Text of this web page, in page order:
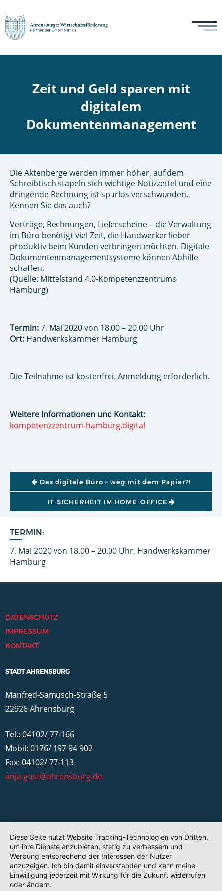
Zeit und Geld sparen mit
digitalem
Dokumentenmanagement
TERMIN:
7. Mai 2020 von 18.00 – 20.00 Uhr, Handwerkskammer
Hamburg
Die Aktenberge werden immer höher, auf dem
Schreibtisch stapeln sich wichtige Notizzettel und eine
dringende Rechnung ist spurlos verschwunden.
Kennen Sie das auch?
Verträge, Rechnungen, Lieferscheine – die Verwaltung
im Büro benötigt viel Zeit, die Handwerker lieber
produktiv beim Kunden verbringen möchten. Digitale
Dokumentenmanagementsysteme können Abhilfe
schaffen.
(Quelle: Mittelstand 4.0-Kompetenzzentrums
Hamburg)
Termin:7. Mai 2020 von 18.00 – 20.00 Uhr
Ort: Handwerkskammer Hamburg
Die Teilnahme ist kostenfrei. Anmeldung erforderlich.
Weitere Informationen und Kontakt:
kompetenzzentrum-hamburg.digital
BEITRAGSNAVIGATION
Das digitale Büro – weg mit dem Papier?!
IT-SICHERHEIT IM HOME-OFFICE
DATENSCHUTZ
IMPRESSUM
KONTAKT
STADT AHRENSBURG
Manfred-Samusch-Straße 5
22926 Ahrensburg
Tel.: 04102/ 77-166
Mobil: 0176/ 197 94 902
Fax: 04102/ 77-113
anja.gust@ahrensburg.de
Diese Seite nutzt Website Tracking-Technologien von Dritten,
um ihre Dienste anzubieten, stetig zu verbessern und
Werbung entsprechend der Interessen der Nutzer
anzuzeigen. Ich bin damit einverstanden und kann meine
Einwilligung jederzeit mit Wirkung für die Zukunft widerrufen
oder ändern.